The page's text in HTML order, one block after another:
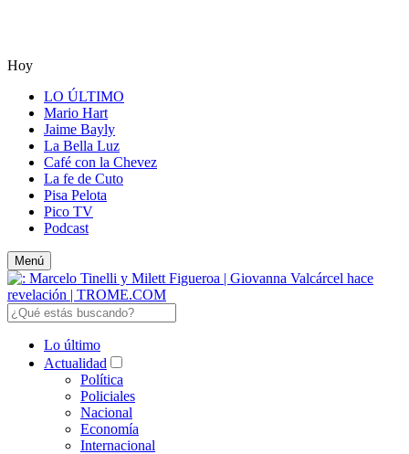
Hoy
LO ÚLTIMO
Mario Hart
Jaime Bayly
La Bella Luz
Café con la Chevez
La fe de Cuto
Pisa Pelota
Pico TV
Podcast
Menú
Lo último
Actualidad
Política
Policiales
Nacional
Economía
Internacional